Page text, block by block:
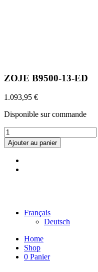
ZOJE B9500-13-ED
1.093,95 €
Disponible sur commande
quantité
de
ZOJE
B9500-
Ajouter au panier
Français
Deutsch
Home
Shop
0 Panier